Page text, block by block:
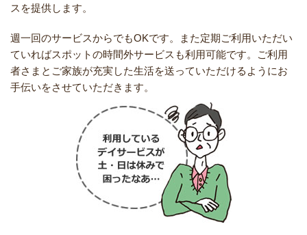
スを提供します。
週一回のサービスからでもOKです。また定期ご利用いただい
ていればスポットの時間外サービスも利用可能です。ご利用
者さまとご家族が充実した生活を送っていただけるようにお
手伝いをさせていただきます。